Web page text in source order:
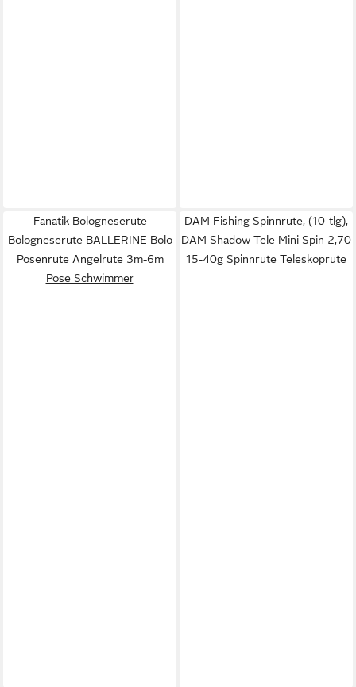
Fanatik Bologneserute
Bologneserute BALLERINE Bolo
Posenrute Angelrute 3m-6m
Pose Schwimmer
DAM Fishing Spinnrute, (10-tlg),
DAM Shadow Tele Mini Spin 2,70
15-40g Spinnrute Teleskoprute